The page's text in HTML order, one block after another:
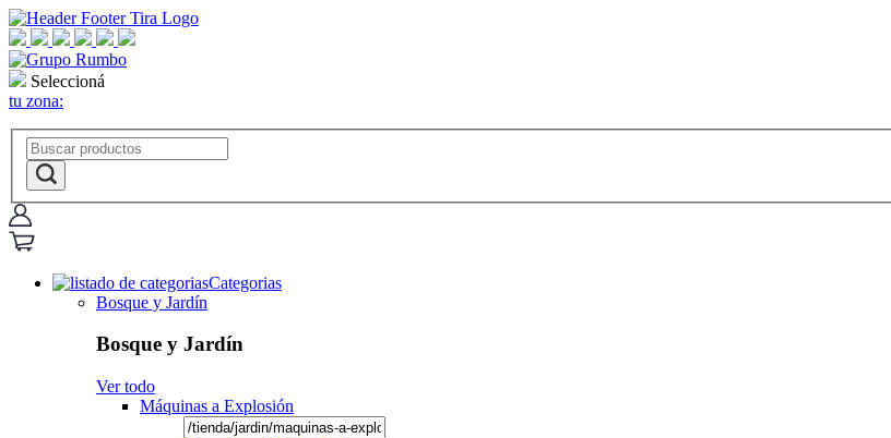
Seleccioná
tu zona:
Categorias
Bosque y Jardín
Bosque y Jardín
Ver todo
Máquinas a Explosión